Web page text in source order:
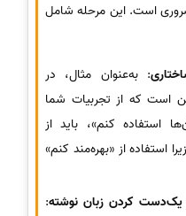
است. این مرحله شامل
: به‌عنوان مثال، در
است که از تجربیات شما
استفاده کنم»، باید از
استفاده از «بهره‌مند کنم»
و یک‌دست کردن زبان نوشته: